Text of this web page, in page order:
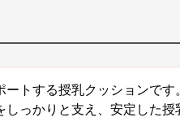
トする授乳クッションです
っかりと支え、安定した授